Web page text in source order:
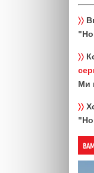
〉〉
〉〉
Ми
〉〉